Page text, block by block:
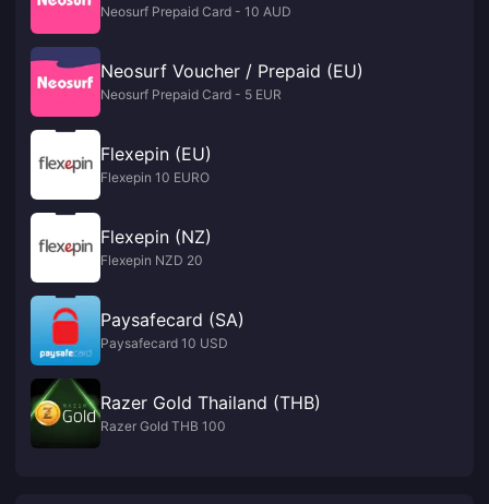
Neosurf Prepaid Card - 10 AUD
Neosurf Voucher / Prepaid (EU)
Neosurf Prepaid Card - 5 EUR
Flexepin (EU)
Flexepin 10 EURO
Flexepin (NZ)
Flexepin NZD 20
Paysafecard (SA)
Paysafecard 10 USD
Razer Gold Thailand (THB)
Razer Gold THB 100